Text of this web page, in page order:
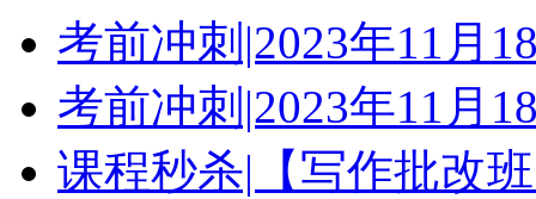
考前冲刺|2023年11月
考前冲刺|2023年11月
课程秒杀|【写作批改